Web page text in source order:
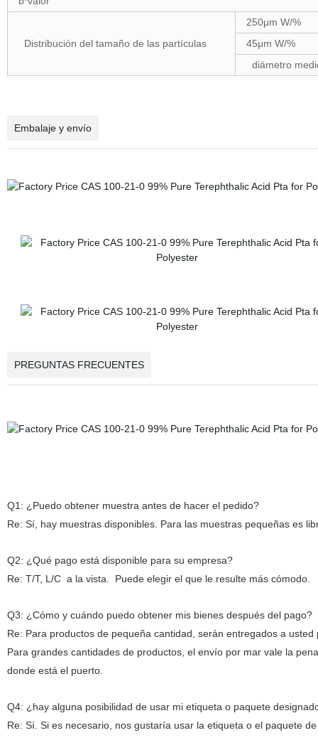
Distribución del tamaño de las partículas
250μm W/%
45μm W/%
diámetro
Embalaje y envío
PREGUNTAS FRECUENTES
Q1: ¿Puedo obtener muestra antes de hacer el pedido?
Re: Sí, hay muestras disponibles. Para las muestras pequeñas es
Q2: ¿Qué pago está disponible para su empresa?
Re: T/T, L/C a la vista. Puede elegir el que le resulte más cómodo.
Q3: ¿Cómo y cuándo puedo obtener mis bienes después del pago?
Re: Para productos de pequeña cantidad, serán entregados a
Para grandes cantidades de productos, el envío por mar vale la
donde está el puerto.
Q4: ¿hay alguna posibilidad de usar mi etiqueta o paquete
Re: Sí. Si es necesario, nos gustaría usar la etiqueta o el paquete